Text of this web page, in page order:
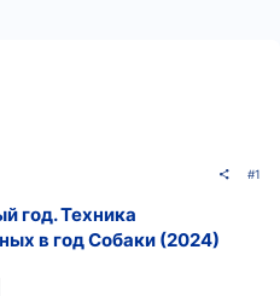
#1
год. Техника
в год Собаки (2024)